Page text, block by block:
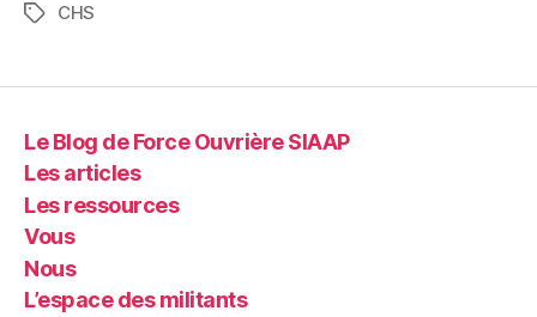
Étiquettes
CHS
Le Blog de Force Ouvrière SIAAP
Les articles
Les ressources
Vous
Nous
L’espace des militants